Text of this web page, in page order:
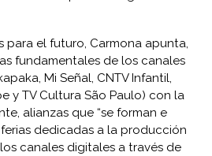
para el futuro, Carmona apunta,
fundamentales de los canales
Mi Señal, CNTV Infantil,
y TV Cultura São Paulo) con la
alianzas que “se forman e
dedicadas a la producción
canales digitales a través de